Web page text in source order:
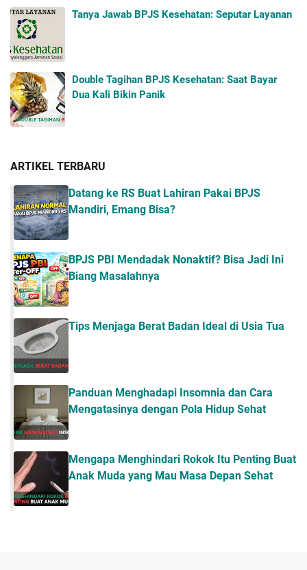
Tanya Jawab BPJS Kesehatan: Seputar Layanan
Double Tagihan BPJS Kesehatan: Saat Bayar
Dua Kali Bikin Panik
ARTIKEL TERBARU
Datang ke RS Buat Lahiran Pakai BPJS
Mandiri, Emang Bisa?
BPJS PBI Mendadak Nonaktif? Bisa Jadi Ini
Biang Masalahnya
Tips Menjaga Berat Badan Ideal di Usia Tua
Panduan Menghadapi Insomnia dan Cara
Mengatasinya dengan Pola Hidup Sehat
Mengapa Menghindari Rokok Itu Penting Buat
Anak Muda yang Mau Masa Depan Sehat